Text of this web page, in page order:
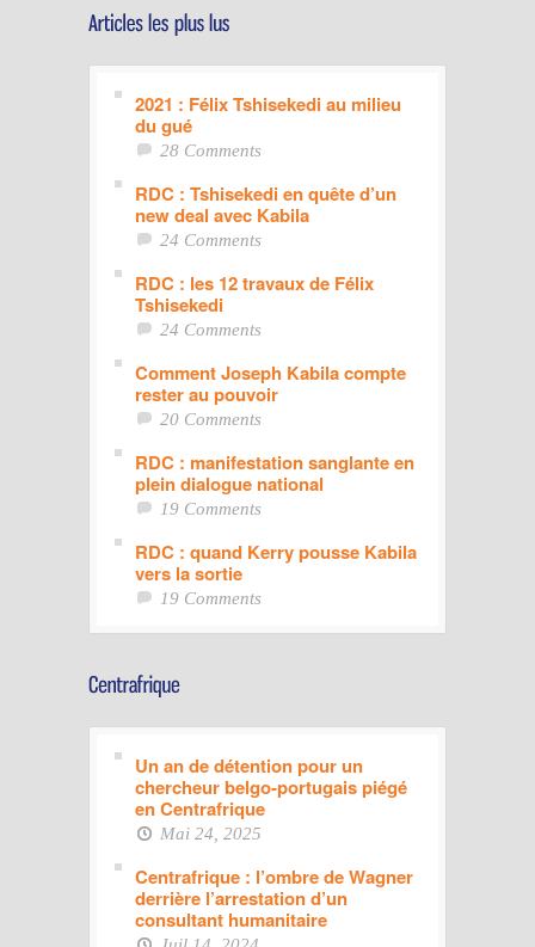
2021 : Félix Tshisekedi au milieu
du gué
28 Comments
RDC : Tshisekedi en quête d’un
new deal avec Kabila
24 Comments
RDC : les 12 travaux de Félix
Tshisekedi
24 Comments
Comment Joseph Kabila compte
rester au pouvoir
20 Comments
RDC : manifestation sanglante en
plein dialogue national
19 Comments
RDC : quand Kerry pousse Kabila
vers la sortie
19 Comments
Un an de détention pour un
chercheur belgo-portugais piégé
en Centrafrique
Mai 24, 2025
Centrafrique : l’ombre de Wagner
derrière l’arrestation d’un
consultant humanitaire